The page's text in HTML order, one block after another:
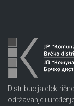
Distribucija
održavanje i